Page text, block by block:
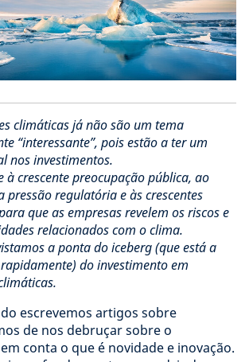
climáticas já não são um tema
“interessante”, pois estão a ter um
nos investimentos.
à crescente preocupação pública, ao
pressão regulatória e às crescentes
que as empresas revelem os riscos e
relacionados com o clima.
a ponta do iceberg (que está a
do investimento em
escrevemos artigos sobre
de nos debruçar sobre o
conta o que é novidade e inovação.